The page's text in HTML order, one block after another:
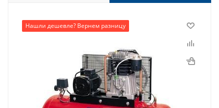
Нашли дешевле? Вернем разницу